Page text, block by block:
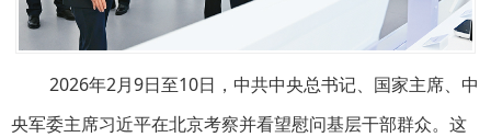
2026年2月9日至10日，中共中央总书记、国家主席、中
央军委主席习近平在北京考察并看望慰问基层干部群众。这